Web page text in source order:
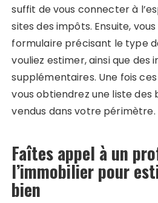
suffit de vous connecter à
sites des impôts. Ensuite,
formulaire précisant le type
vouliez estimer, ainsi que des
supplémentaires. Une fois
vous obtiendrez une liste des
vendus dans votre périmètre.
Faîtes appel à un
l’immobilier pour
bien